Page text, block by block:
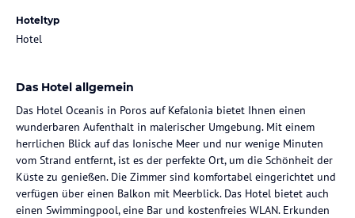
Hoteltyp
Hotel
Das Hotel allgemein
Das Hotel Oceanis in Poros auf Kefalonia bietet Ihnen einen
wunderbaren Aufenthalt in malerischer Umgebung. Mit einem
herrlichen Blick auf das Ionische Meer und nur wenige Minuten
vom Strand entfernt, ist es der perfekte Ort, um die Schönheit der
Küste zu genießen. Die Zimmer sind komfortabel eingerichtet und
verfügen über einen Balkon mit Meerblick. Das Hotel bietet auch
einen Swimmingpool, eine Bar und kostenfreies WLAN. Erkunden